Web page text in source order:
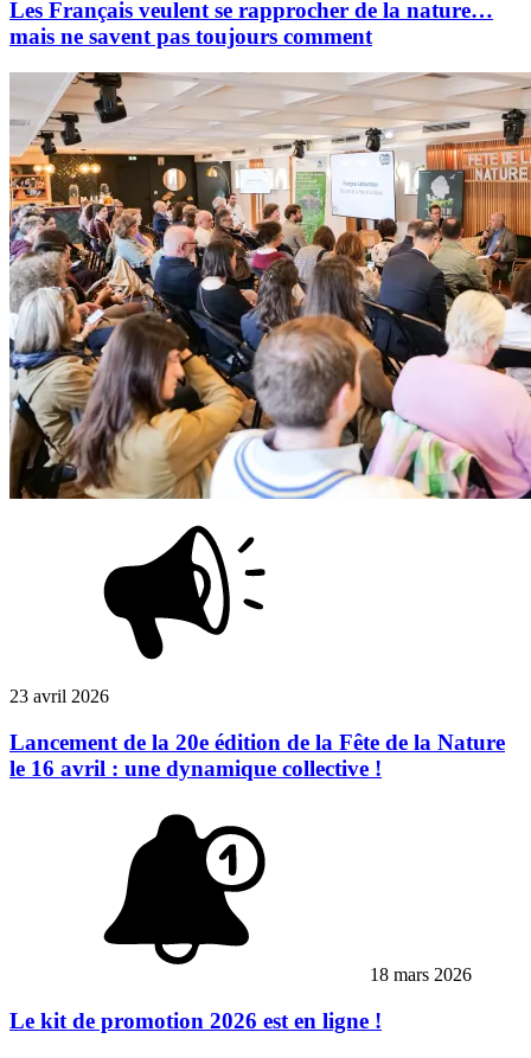
Les Français veulent se rapprocher de la nature…
mais ne savent pas toujours comment
23 avril 2026
Lancement de la 20e édition de la Fête de la Nature
le 16 avril : une dynamique collective !
18 mars 2026
Le kit de promotion 2026 est en ligne !